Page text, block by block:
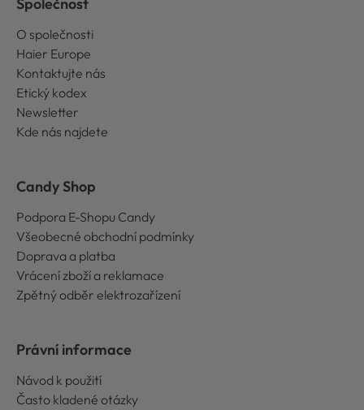
O společnosti
Haier Europe
Kontaktujte nás
Etický kodex
Newsletter
Kde nás najdete
Candy Shop
Podpora E-Shopu Candy
Všeobecné obchodní podmínky
Doprava a platba
Vrácení zboží a reklamace
Zpětný odběr elektrozařízení
Právní informace
Návod k použití
Často kladené otázky